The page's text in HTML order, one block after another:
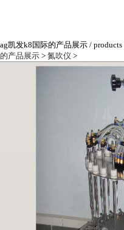
ag凯发k8国际的产品展示 / products
的产品展示 > 氮吹仪 >